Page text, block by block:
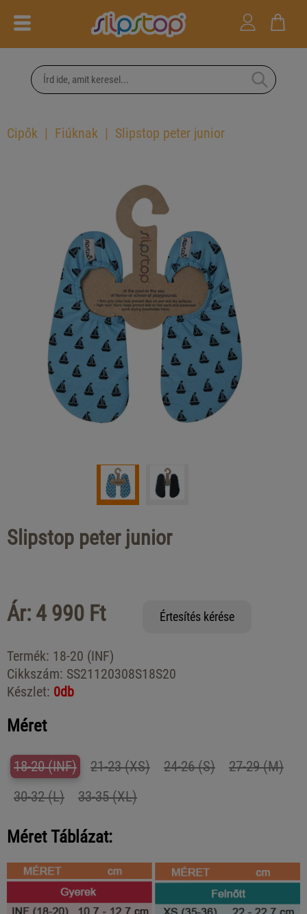
Cipők Fiúknak Slipstop peter junior
Slipstop peter junior
Ár: 4 990 Ft Értesítés kérése
Termék: 18-20 (INF)
Cikkszám: SS21120308S18S20
Készlet: 0db
Méret
18-20 (INF) 21-23 (XS) 24-26 (S)
27-29 (M)
30-32 (L)
33-35 (XL)
Méret Táblázat: